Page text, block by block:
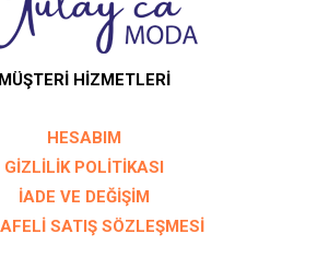
MÜŞTERİ HİZMETLERİ
HESABIM
GİZLİLİK POLİTİKASI
İADE VE DEĞİŞİM
SATIŞ SÖZLEŞMESİ